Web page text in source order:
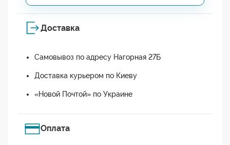
Доставка
Самовывоз по адресу Нагорная 27Б
Доставка курьером по Киеву
«Новой Почтой» по Украине
Оплата